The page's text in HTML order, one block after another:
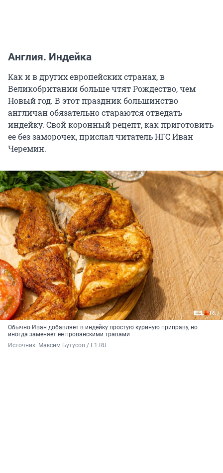
Англия. Индейка
Как и в других европейских странах, в
Великобритании больше чтят Рождество, чем
Новый год. В этот праздник большинство
англичан обязательно стараются отведать
индейку. Свой коронный рецепт, как приготовить
ее без заморочек, прислал читатель НГС Иван
Черемин.
Обычно Иван добавляет в индейку простую куриную приправу, но
иногда заменяет ее прованскими травами
Источник: Максим Бутусов / E1.RU